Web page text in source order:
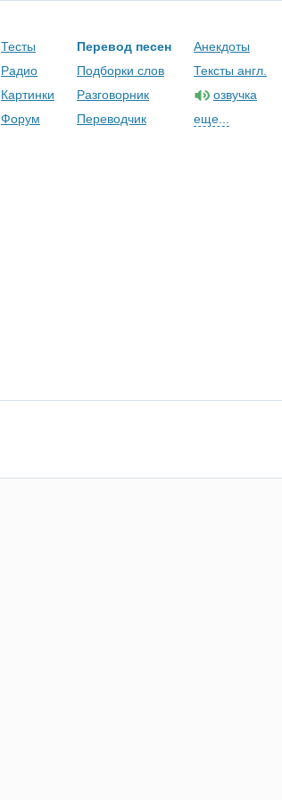
Тесты
Радио
Картинки
Форум
Перевод песен
Подборки слов
Разговорник
Переводчик
Анекдоты
Тексты англ.
озвучка
еще...